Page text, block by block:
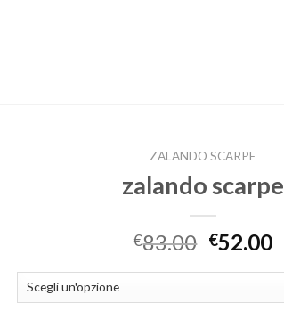
ZALANDO SCARPE
zalando scarpe
€83.00 €52.00